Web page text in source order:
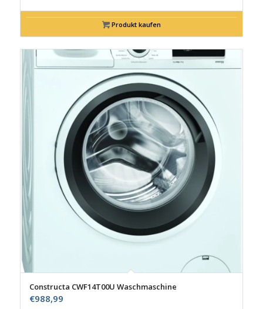
Produkt kaufen
Constructa CWF14T00U Waschmaschine
€988,99